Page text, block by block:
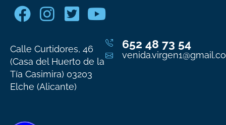
Calle Curtidores, 46
(Casa del Huerto de la
Tía Casimira) 03203
Elche (Alicante)
652 48 73 54